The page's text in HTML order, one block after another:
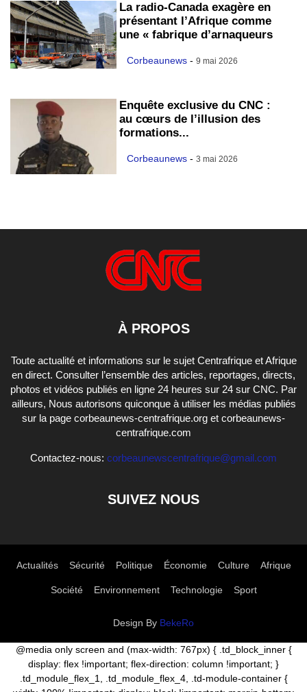
La radio-Canada exagère en
présentant l’Afrique comme
une « fabrique d’arnaqueurs
Corbeaunews - 9 mai 2026
Enquête exclusive du CNC :
au cœurs de l’illusion des
formations...
Corbeaunews - 3 mai 2026
À PROPOS
Toute actualité et informations sur le sujet Centrafrique et Afrique
en direct. Consulter l’ensemble des articles, reportages, directs,
photos et vidéos publiés en ligne 24 heures sur 24 sur CNC. Par
ailleurs, Nous autorisons quiconque à utiliser les médias publiés
sur la page corbeaunews-centrafrique.org et corbeaunews-
centrafrique.com
Contactez-nous: corbeaunewscentrafrique@gmail.com
SUIVEZ NOUS
Actualités Sécurité Politique Économie Culture Afrique
Société Environnement Technologie Sport
Design By BekeRo
@media only screen and (max-width: 767px) { .td_block_inner {
display: flex !important; flex-direction: column !important; }
.td_module_flex_1, .td_module_flex_4, .td-module-container {